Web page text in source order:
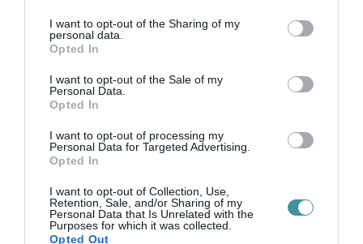
not limited to your visit or usage behaviour. You may click to
grant or deny consent to Google and its third-party tags to
use your data for below specified purposes in below Google
consent section.
I want to opt-out of the Sharing of my
personal data.
Opted In
I want to opt-out of the Sale of my
Personal Data.
Opted In
I want to opt-out of processing my
Personal Data for Targeted Advertising.
Opted In
I want to opt-out of Collection, Use,
Retention, Sale, and/or Sharing of my
Personal Data that Is Unrelated with the
Purposes for which it was collected.
Opted Out
kimenekített ember bombát szerelt egy repülő fedélzetén – írja a
24.hu arra a csütörtöki sajtótájkoztatóra utalva, ahol a Magyar
Honvédség par...
MEGÚSZNÁ A SOROZÁST? HADIÁLLAPOT NÉLKÜL IS BÜNTETHETŐ
LESZ A SZÁNDÉK
Módosították a Büntető törvénykönyvet, hogy nehezebb legyen
elkerülni a hadköteleseknek a bevonulást. A Büntető
törvénykönyv módosításával a katonai szolgálat alóli kibúvás már
azelőtt büntethe...